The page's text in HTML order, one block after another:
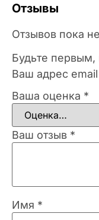
Отзывы
Отзывов пока
Будьте первым,
Ваш адрес
Ваша оценка *
Ваш отзыв *
Имя *